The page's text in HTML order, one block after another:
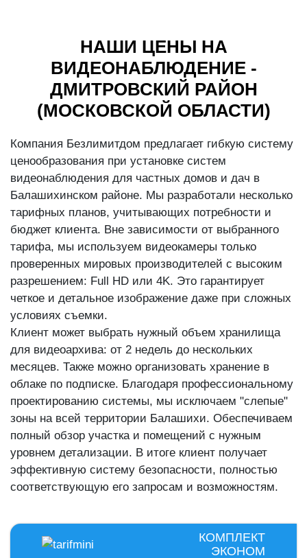
НАШИ ЦЕНЫ НА
ВИДЕОНАБЛЮДЕНИЕ -
ДМИТРОВСКИЙ РАЙОН
(МОСКОВСКОЙ ОБЛАСТИ)
Компания Безлимитдом предлагает гибкую систему
ценообразования при установке систем
видеонаблюдения для частных домов и дач в
Балашихинском районе. Мы разработали несколько
тарифных планов, учитывающих потребности и
бюджет клиента. Вне зависимости от выбранного
тарифа, мы используем видеокамеры только
проверенных мировых производителей с высоким
разрешением: Full HD или 4K. Это гарантирует
четкое и детальное изображение даже при сложных
условиях съемки.
Клиент может выбрать нужный объем хранилища
для видеоархива: от 2 недель до нескольких
месяцев. Также можно организовать хранение в
облаке по подписке. Благодаря профессиональному
проектированию системы, мы исключаем "слепые"
зоны на всей территории Балашихи. Обеспечиваем
полный обзор участка и помещений с нужным
уровнем детализации. В итоге клиент получает
эффективную систему безопасности, полностью
соответствующую его запросам и возможностям.
КОМПЛЕКТ
ЭКОНОМ